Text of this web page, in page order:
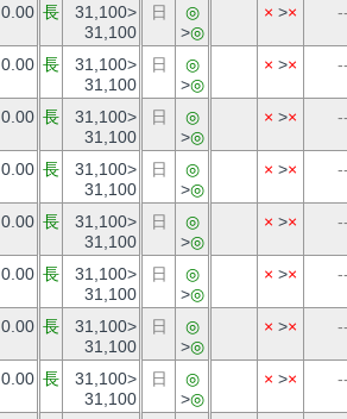
0.00 長
31,100>
31,100
日
◎
>◎
× >×
0.00 長
31,100>
31,100
日
◎
>◎
× >×
0.00 長
31,100>
31,100
日
◎
>◎
× >×
0.00 長
31,100>
31,100
日
◎
>◎
× >×
0.00 長
31,100>
31,100
日
◎
>◎
× >×
0.00 長
31,100>
31,100
日
◎
>◎
× >×
0.00 長
31,100>
31,100
日
◎
>◎
× >×
0.00 長
31,100>
31,100
日
◎
>◎
× >×